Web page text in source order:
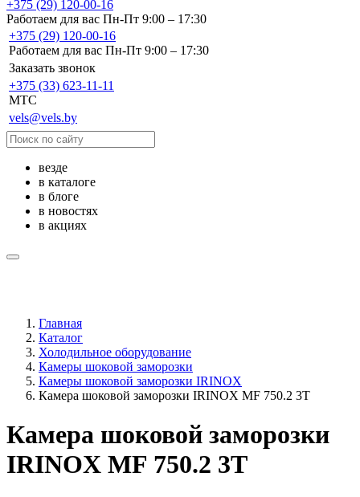
+375 (29) 120-00-16
Работаем для вас Пн-Пт 9:00 – 17:30
+375 (29) 120-00-16
Работаем для вас Пн-Пт 9:00 – 17:30
Заказать звонок
+375 (33) 623-11-11
MTC
vels@vels.by
везде
в каталоге
в блоге
в новостях
в акциях
Главная
Каталог
Холодильное оборудование
Камеры шоковой заморозки
Камеры шоковой заморозки IRINOX
Камера шоковой заморозки IRINOX MF 750.2 3Т
Камера шоковой заморозки
IRINOX MF 750.2 3Т